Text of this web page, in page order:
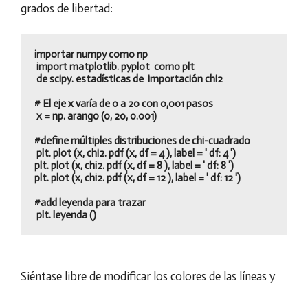
grados de libertad:
importar numpy como np
import matplotlib. pyplot  como plt
de scipy. estadísticas de  importación chi2
# El eje x varía de 0 a 20 con 0,001 pasos
x = np. arango (0, 20, 0.001)
#define múltiples distribuciones de chi-cuadrado
plt. plot (x, chi2. pdf (x, df = 4 ), label = ' df: 4 ')
plt. plot (x, chi2. pdf (x, df = 8 ), label = ' df: 8 ')
plt. plot (x, chi2. pdf (x, df = 12 ), label = ' df: 12 ')
#add leyenda para trazar
plt. leyenda ()
Siéntase libre de modificar los colores de las líneas y